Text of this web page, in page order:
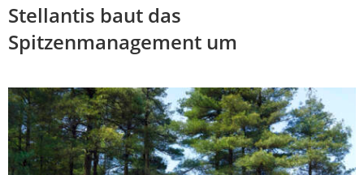
Stellantis baut das
Spitzenmanagement um